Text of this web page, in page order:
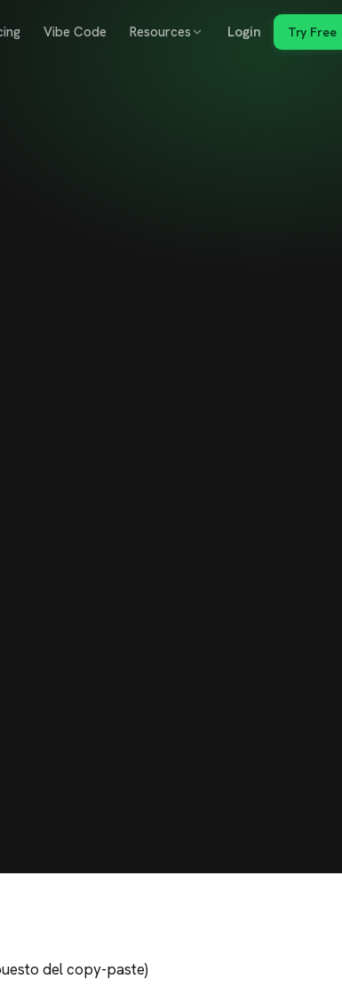
Vibe Code Resources Login Try Free
del copy-paste)